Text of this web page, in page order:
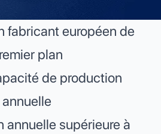
fabricant européen de
plan
de production
annuelle
annuelle supérieure à